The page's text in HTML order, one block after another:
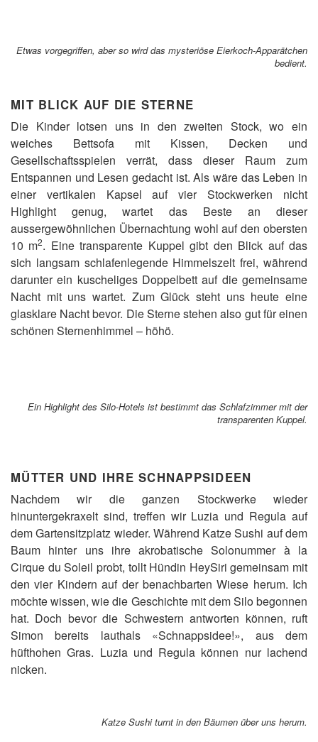
Etwas vorgegriffen, aber so wird das mysteriöse Eierkoch-Apparätchen
bedient.
MIT BLICK AUF DIE STERNE
Die Kinder lotsen uns in den zweiten Stock, wo ein
weiches Bettsofa mit Kissen, Decken und
Gesellschaftsspielen verrät, dass dieser Raum zum
Entspannen und Lesen gedacht ist. Als wäre das Leben in
einer vertikalen Kapsel auf vier Stockwerken nicht
Highlight genug, wartet das Beste an dieser
aussergewöhnlichen Übernachtung wohl auf den obersten
10 m2. Eine transparente Kuppel gibt den Blick auf das
sich langsam schlafenlegende Himmelszelt frei, während
darunter ein kuscheliges Doppelbett auf die gemeinsame
Nacht mit uns wartet. Zum Glück steht uns heute eine
glasklare Nacht bevor. Die Sterne stehen also gut für einen
schönen Sternenhimmel – höhö.
Ein Highlight des Silo-Hotels ist bestimmt das Schlafzimmer mit der
transparenten Kuppel.
MÜTTER UND IHRE SCHNAPPSIDEEN
Nachdem wir die ganzen Stockwerke wieder
hinuntergekraxelt sind, treffen wir Luzia und Regula auf
dem Gartensitzplatz wieder. Während Katze Sushi auf dem
Baum hinter uns ihre akrobatische Solonummer à la
Cirque du Soleil probt, tollt Hündin HeySiri gemeinsam mit
den vier Kindern auf der benachbarten Wiese herum. Ich
möchte wissen, wie die Geschichte mit dem Silo begonnen
hat. Doch bevor die Schwestern antworten können, ruft
Simon bereits lauthals «Schnappsidee!», aus dem
hüfthohen Gras. Luzia und Regula können nur lachend
nicken.
Katze Sushi turnt in den Bäumen über uns herum.